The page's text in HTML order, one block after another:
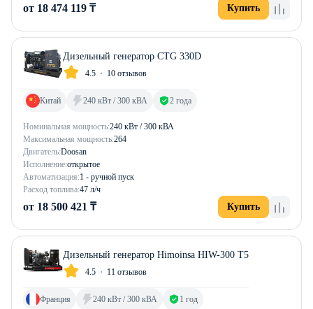
от 18 474 119 ₸ Купить
Дизельный генератор CTG 330D
4.5 10 отзывов
Номинальная мощность:240 кВт / 300 кВА
Максимальная мощность:264
Двигатель:Doosan
Исполнение:открытое
Автоматизация:1 - ручной пуск
Расход топлива:47 л/ч
Китай 240 кВт / 300 кВА 2 года
от 18 500 421 ₸ Купить
Дизельный генератор Himoinsa HIW-300 T5
4.5 11 отзывов
Франция 240 кВт / 300 кВА 1 год